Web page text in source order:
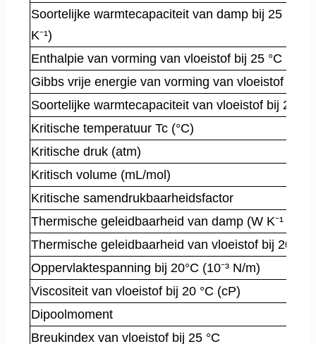
Soortelijke warmtecapaciteit van damp bij 25 °C, 1
K⁻¹)
Enthalpie van vorming van vloeistof bij 25 °C (kJ/
Gibbs vrije energie van vorming van vloeistof bij
Soortelijke warmtecapaciteit van vloeistof bij 25 °C
Kritische temperatuur Tc (°C)
Kritische druk (atm)
Kritisch volume (mL/mol)
Kritische samendrukbaarheidsfactor
Thermische geleidbaarheid van damp (W K⁻¹ m⁻¹)
Thermische geleidbaarheid van vloeistof bij 20°C
Oppervlaktespanning bij 20°C (10⁻³ N/m)
Viscositeit van vloeistof bij 20 °C (cP)
Dipoolmoment
Breukindex van vloeistof bij 25 °C